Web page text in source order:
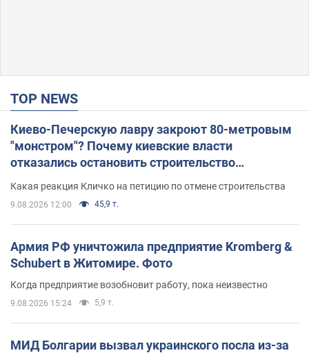
TOP NEWS
Киево-Печерскую лавру закроют 80-метровым
"монстром"? Почему киевские власти
отказались остановить строительство
Какая реакция Кличко на петицию по отмене строительства
9.08.2026 12:00 45,9 т.
Армия РФ уничтожила предприятие Kromberg &
Schubert в Житомире. Фото
Когда предприятие возобновит работу, пока неизвестно
9.08.2026 15:24 5,9 т.
МИД Болгарии вызвал украинского посла из-за